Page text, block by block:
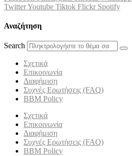
TwitterYoutube Tiktok Flickr Spotify
Αναζήτηση
Search
Σχετικά
Επικοινωνία
Διαφήμιση
Συχνές Ερωτήσεις (FAQ)
BBM Policy
Σχετικά
Επικοινωνία
Διαφήμιση
Συχνές Ερωτήσεις (FAQ)
BBM Policy